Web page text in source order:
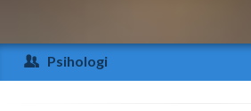
Arad
Arges
Psihologi